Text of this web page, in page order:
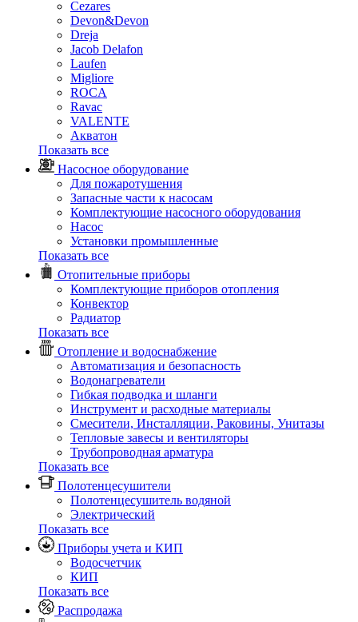
Cezares
Devon&Devon
Dreja
Jacob Delafon
Laufen
Migliore
ROCA
Rаvac
VALENTE
Акватон
Показать все
Насосное оборудование
Для пожаротушения
Запасные части к насосам
Комплектующие насосного оборудования
Насос
Установки промышленные
Показать все
Отопительные приборы
Комплектующие приборов отопления
Конвектор
Радиатор
Показать все
Отопление и водоснабжение
Автоматизация и безопасность
Водонагреватели
Гибкая подводка и шланги
Инструмент и расходные материалы
Смесители, Инсталляции, Раковины, Унитазы
Тепловые завесы и вентиляторы
Трубопроводная арматура
Показать все
Полотенцесушители
Полотенцесушитель водяной
Электрический
Показать все
Приборы учета и КИП
Водосчетчик
КИП
Показать все
Распродажа